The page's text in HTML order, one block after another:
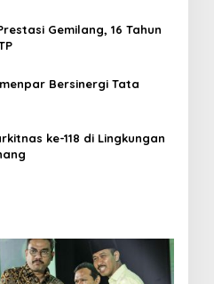
Gemilang, 16 Tahun
Bersinergi Tata
ke-118 di Lingkungan